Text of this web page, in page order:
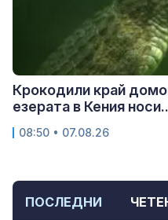
ПОСЛЕДНИ
Крокодили край
езерата в Кения
08:50 • 07.08.26